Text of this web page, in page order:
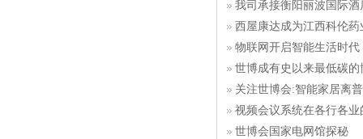
我司承接衡阳丽波国际
西屋康达成为江西科伦
物联网开启智能生活时代
世博成有史以来最低碳的
关注世博会:智能家居离
视频会议系统在各行各业
世博会国家电网馆探秘